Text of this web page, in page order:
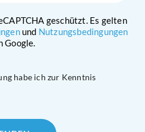
geschützt. Es gelten
und Nutzungsbedingungen
Google.
habe ich zur Kenntnis